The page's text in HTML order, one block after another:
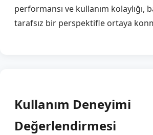
performansı ve kullanım kolaylığı,
tarafsız bir perspektifle ortaya
Kullanım Deneyimi
Değerlendirmesi